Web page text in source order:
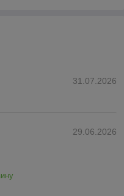
31.07.2026
29.06.2026